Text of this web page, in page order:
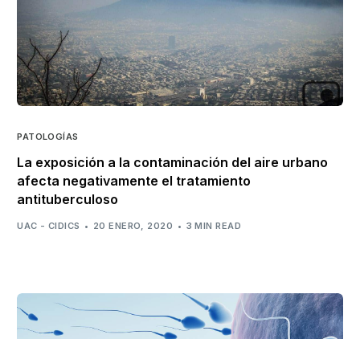
PATOLOGÍAS
La exposición a la contaminación del aire urbano
afecta negativamente el tratamiento
antituberculoso
UAC - CIDICS 20 ENERO, 2020 3 MIN READ